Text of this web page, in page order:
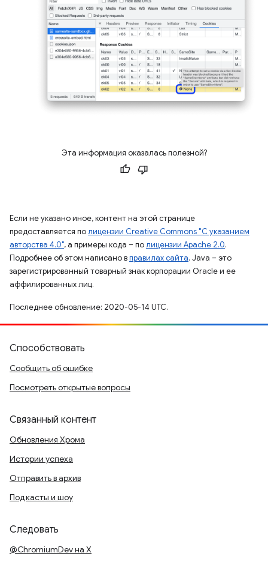
Эта информация оказалась полезной?
Если не указано иное, контент на этой странице
предоставляется полицензии Creative Commons "С указанием
авторства 4.0", а примеры кода – полицензии Apache 2.0.
Подробнее об этом написано вправилах сайта. Java – это
зарегистрированный товарный знак корпорации Oracle и ее
аффилированных лиц.
Последнее обновление: 2020-05-14 UTC.
Способствовать
Сообщить об ошибке
Посмотреть открытые вопросы
Связанный контент
Обновления Хрома
Истории успеха
Отправить в архив
Подкасты и шоу
Следовать
@ChromiumDev на X